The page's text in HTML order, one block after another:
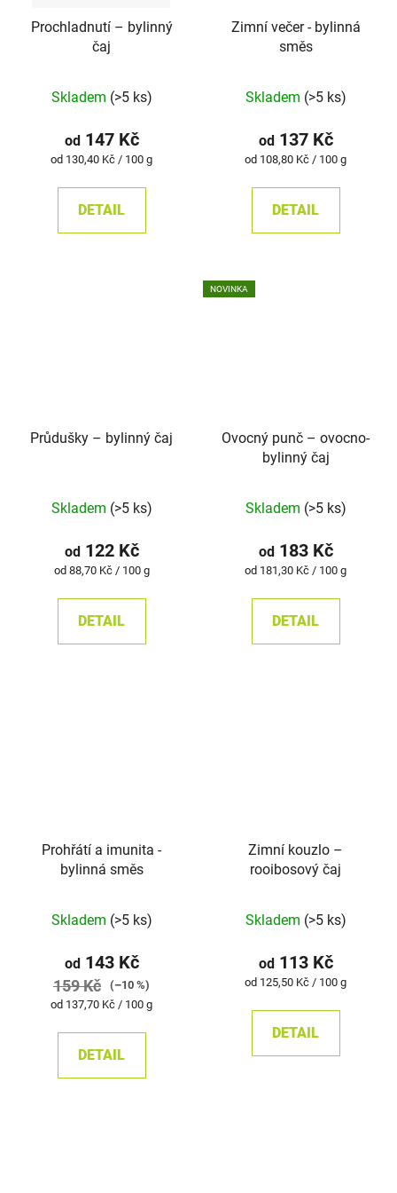
Prochladnutí – bylinný
čaj
hodnocení
produktu
je
z
Skladem (>5 ks)
od147 Kč
Měrná
od 130,40 Kč / 100 g
DETAIL
Zimní večer - bylinná
směs
Skladem (>5 ks)
od137 Kč
Měrná
od 108,80 Kč / 100 g
DETAIL
Průdušky –⁠⁠⁠⁠⁠ bylinný čaj
hodnocení
produktu
je
z
Skladem (>5 ks)
od122 Kč
Měrná
od 88,70 Kč / 100 g
DETAIL
NOVINKA
Ovocný punč – ovocno-
bylinný čaj
Skladem (>5 ks)
od183 Kč
Měrná
od 181,30 Kč / 100 g
DETAIL
Prohřátí a imunita -
bylinná směs
Skladem (>5 ks)
od143 Kč
159 Kč
(–10 %)
Měrná
od 137,70 Kč / 100 g
DETAIL
Zimní kouzlo –
rooibosový čaj
Skladem (>5 ks)
od113 Kč
Měrná
od 125,50 Kč / 100 g
DETAIL